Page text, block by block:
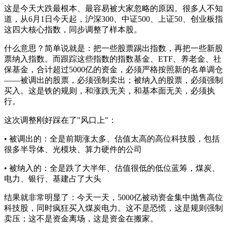
这是今天大跌最根本、最容易被大家忽略的原因。很多人不知
道，从6月1日今天起，沪深300、中证500、上证50、创业板指
这四大核心指数，同步调整了样本股。
什么意思？简单说就是：把一些股票踢出指数，再把一些新股
票纳入指数。而跟踪这些指数的指数基金、ETF、养老金、社
保基金，合计超过5000亿的资金，必须严格按照新的名单调仓
——被调出的股票，必须强制卖出；被纳入的股票，必须强制
买入。这是铁的规则，和涨跌无关，和基本面无关，必须执
行。
这次调整刚好踩在了"风口上"：
• 被调出的：全是前期涨太多、估值太高的高位科技股，包括
很多半导体、光模块、算力硬件的公司
• 被纳入的：全是跌了大半年、估值很低的低位蓝筹，煤炭、
电力、银行、基建占了大头
结果就非常明显了：今天一天，5000亿被动资金集中抛售高位
科技股，同时疯狂买入煤炭电力。这不是恐慌，这是规则强制
卖压；这不是资金离场，这是资金在搬家。